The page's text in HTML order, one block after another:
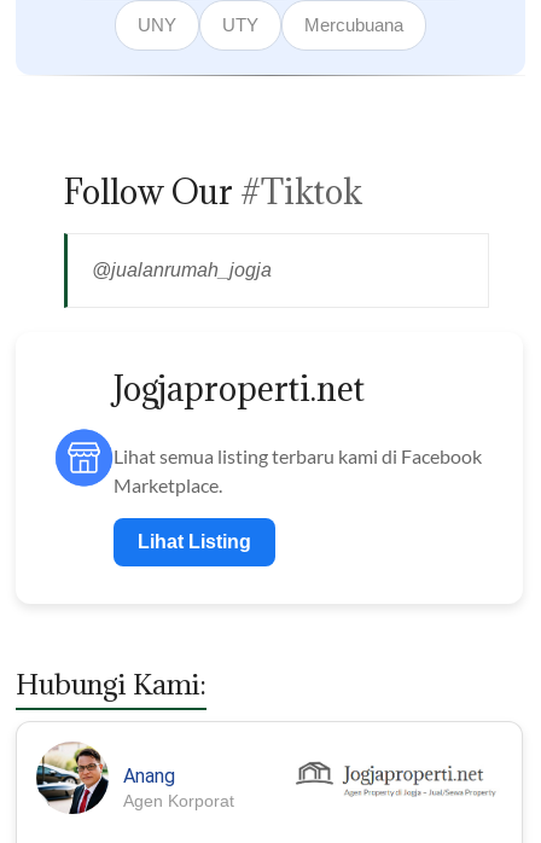
UNY UTY Mercubuana
Follow Our #Tiktok
@jualanrumah_jogja
Jogjaproperti.net
Lihat semua listing terbaru kami di Facebook
Marketplace.
Lihat Listing
Hubungi Kami:
Anang
Agen Korporat